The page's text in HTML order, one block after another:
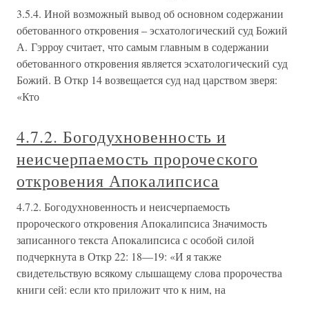
3.5.4. Иной возможный вывод об основном содержании
обетованного откровения – эсхатологический суд Божий
А. Гэрроу считает, что самым главным в содержании
обетованного откровения является эсхатологический суд
Божий. В Откр 14 возвещается суд над царством зверя:
«Кто
4.7.2. Богодухновенность и
неисчерпаемость пророческого
откровения Апокалипсиса
4.7.2. Богодухновенность и неисчерпаемость
пророческого откровения Апокалипсиса Значимость
записанного текста Апокалипсиса с особой силой
подчеркнута в Откр 22: 18—19: «И я также
свидетельствую всякому слышащему слова пророчества
книги сей: если кто приложит что к ним, на